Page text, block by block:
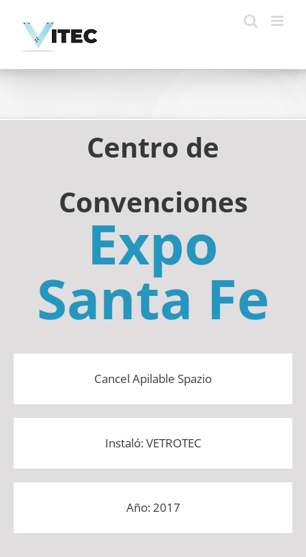
Centro de
Convenciones
Expo
Santa Fe
Cancel Apilable Spazio
Instaló: VETROTEC
Año: 2017